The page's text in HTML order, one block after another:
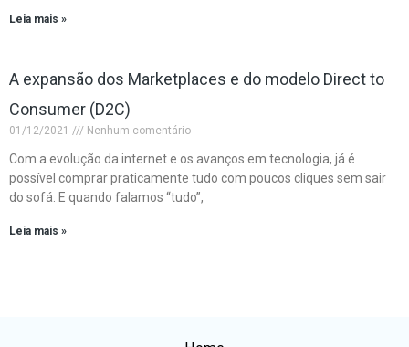
Leia mais »
A expansão dos Marketplaces e do modelo Direct to
Consumer (D2C)
01/12/2021 Nenhum comentário
Com a evolução da internet e os avanços em tecnologia, já é
possível comprar praticamente tudo com poucos cliques sem sair
do sofá. E quando falamos “tudo”,
Leia mais »